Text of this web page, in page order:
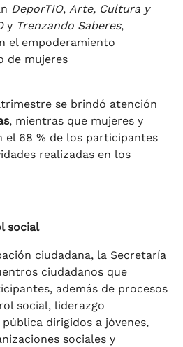
DeporTIO, Arte, Cultura y
y Trenzando Saberes,
el empoderamiento
de mujeres
se brindó atención
, mientras que mujeres y
el 68 % de los participantes
realizadas en los
social
ciudadana, la Secretaría
ciudadanos que
además de procesos
social, liderazgo
dirigidos a jóvenes,
sociales y